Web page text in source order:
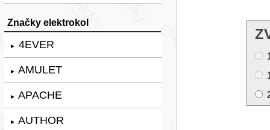
Značky elektrokol
► 4EVER
► AMULET
► APACHE
► AUTHOR